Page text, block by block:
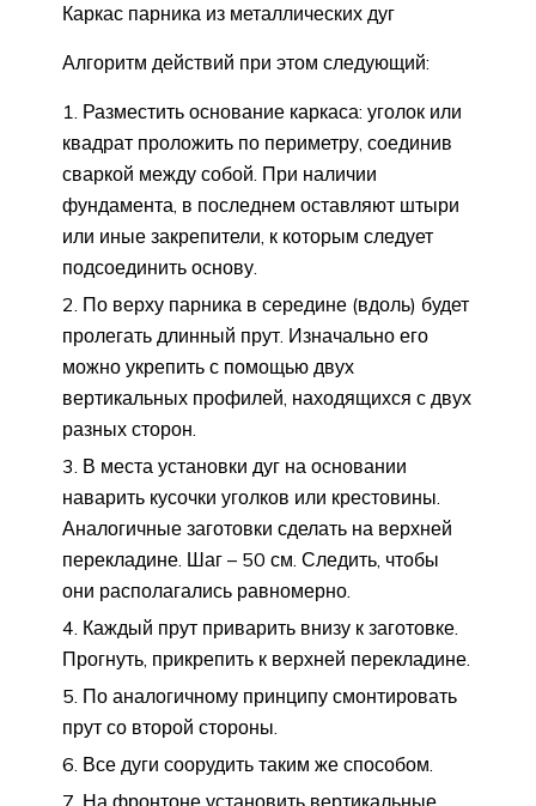
Каркас парника из металлических дуг
Алгоритм действий при этом следующий:
Разместить основание каркаса: уголок или
квадрат проложить по периметру, соединив
сваркой между собой. При наличии
фундамента, в последнем оставляют штыри
или иные закрепители, к которым следует
подсоединить основу.
По верху парника в середине (вдоль) будет
пролегать длинный прут. Изначально его
можно укрепить с помощью двух
вертикальных профилей, находящихся с двух
разных сторон.
В места установки дуг на основании
наварить кусочки уголков или крестовины.
Аналогичные заготовки сделать на верхней
перекладине. Шаг – 50 см. Следить, чтобы
они располагались равномерно.
Каждый прут приварить внизу к заготовке.
Прогнуть, прикрепить к верхней перекладине.
По аналогичному принципу смонтировать
прут со второй стороны.
Все дуги соорудить таким же способом.